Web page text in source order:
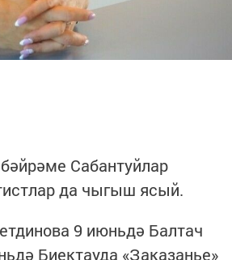
Сабантуйлар
да чыгыш ясый.
9 июньдә Балтач
Биектауда «Заказанье»